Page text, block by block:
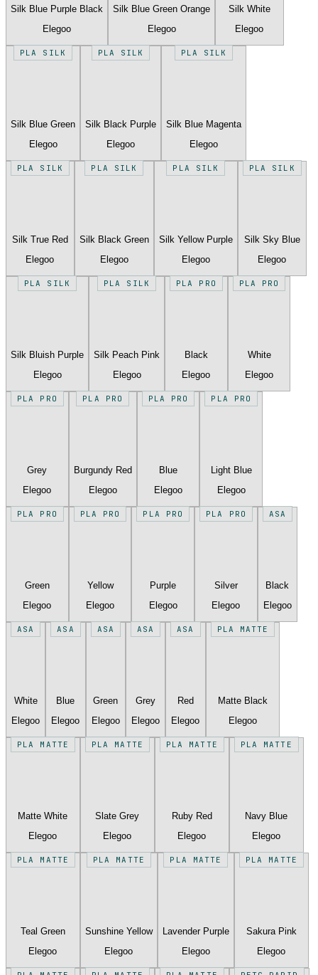
Silk Blue Purple Black
Elegoo
Silk Blue Green Orange
Elegoo
Silk White
Elegoo
PLA SILK
Silk Blue Green
Elegoo
PLA SILK
Silk Black Purple
Elegoo
PLA SILK
Silk Blue Magenta
Elegoo
PLA SILK
Silk True Red
Elegoo
PLA SILK
Silk Black Green
Elegoo
PLA SILK
Silk Yellow Purple
Elegoo
PLA SILK
Silk Sky Blue
Elegoo
PLA SILK
Silk Bluish Purple
Elegoo
PLA SILK
Silk Peach Pink
Elegoo
PLA PRO
Black
Elegoo
PLA PRO
White
Elegoo
PLA PRO
Grey
Elegoo
PLA PRO
Burgundy Red
Elegoo
PLA PRO
Blue
Elegoo
PLA PRO
Light Blue
Elegoo
PLA PRO
Green
Elegoo
PLA PRO
Yellow
Elegoo
PLA PRO
Purple
Elegoo
PLA PRO
Silver
Elegoo
ASA
Black
Elegoo
ASA
White
Elegoo
ASA
Blue
Elegoo
ASA
Green
Elegoo
ASA
Grey
Elegoo
ASA
Red
Elegoo
PLA MATTE
Matte Black
Elegoo
PLA MATTE
Matte White
Elegoo
PLA MATTE
Slate Grey
Elegoo
PLA MATTE
Ruby Red
Elegoo
PLA MATTE
Navy Blue
Elegoo
PLA MATTE
Teal Green
Elegoo
PLA MATTE
Sunshine Yellow
Elegoo
PLA MATTE
Lavender Purple
Elegoo
PLA MATTE
Sakura Pink
Elegoo